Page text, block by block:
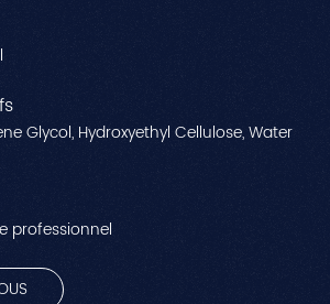
Glycol, Hydroxyethyl Cellulose, Water
professionnel